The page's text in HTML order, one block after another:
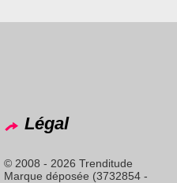
Légal
© 2008 - 2026 Trenditude
Marque déposée (3732854 -